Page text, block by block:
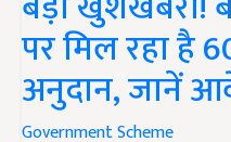
पर मिल रहा है
अनुदान, जानें
Government Scheme